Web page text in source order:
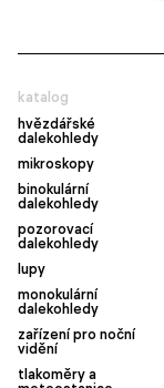
katalog
hvězdářské
dalekohledy
mikroskopy
binokulární
dalekohledy
pozorovací
dalekohledy
lupy
monokulární
dalekohledy
zařízení pro noční
vidění
tlakoměry a